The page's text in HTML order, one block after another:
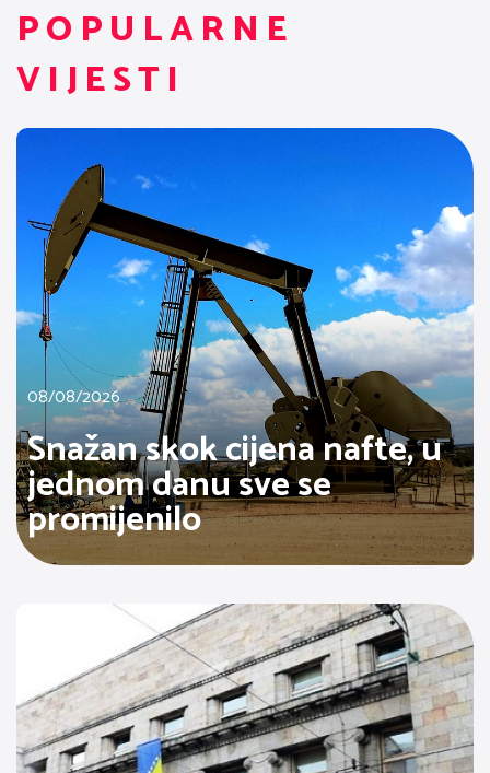
POPULARNE
VIJESTI
08/08/2026
Snažan skok cijena nafte, u
jednom danu sve se
promijenilo